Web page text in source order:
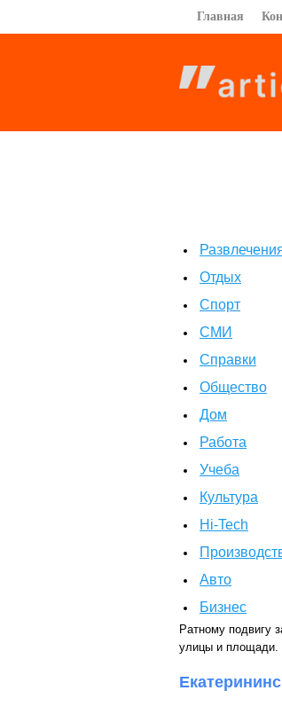
Главная
Отдых
Спорт
СМИ
Справки
Общество
Дом
Работа
Учеба
Культура
Hi-Tech
Авто
Бизнес
Ратному подвигу
улицы и площади.